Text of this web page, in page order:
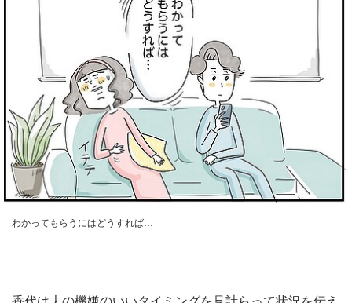
わかってもらうにはどうすれば…